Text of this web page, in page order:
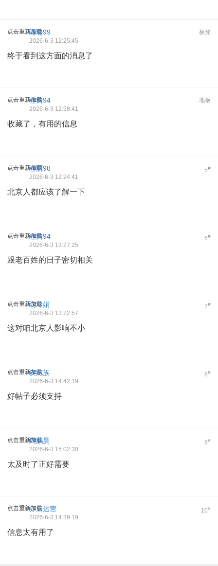
点击重新加载 板凳
潘璐99
2026-6-3 12:25:45
终于看到这方面的消息了
点击重新加载 地板
程茜94
2026-6-3 12:58:41
收藏了，有用的信息
点击重新加载 5#
程丽98
2026-6-3 12:24:41
北京人都应该了解一下
点击重新加载 6#
程茜94
2026-6-3 13:27:25
跟老百姓的日子密切相关
点击重新加载 7#
沈玲娟
2026-6-3 13:22:57
这对咱北京人影响不小
点击重新加载 8#
夜跑族
2026-6-3 14:42:19
好帖子必须支持
点击重新加载 9#
周鹏昊
2026-6-3 15:02:30
太及时了正好需要
点击重新加载 10#
亦庄运营
2026-6-3 14:39:19
信息太有用了